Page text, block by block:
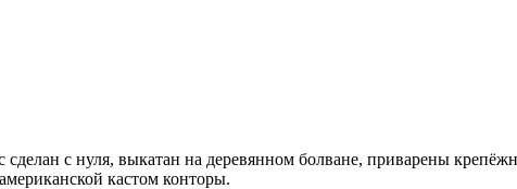
сделан с нуля, выкатан на деревянном болване, приварены
кастом конторы.